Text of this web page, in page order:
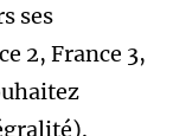
ses
2, France 3,